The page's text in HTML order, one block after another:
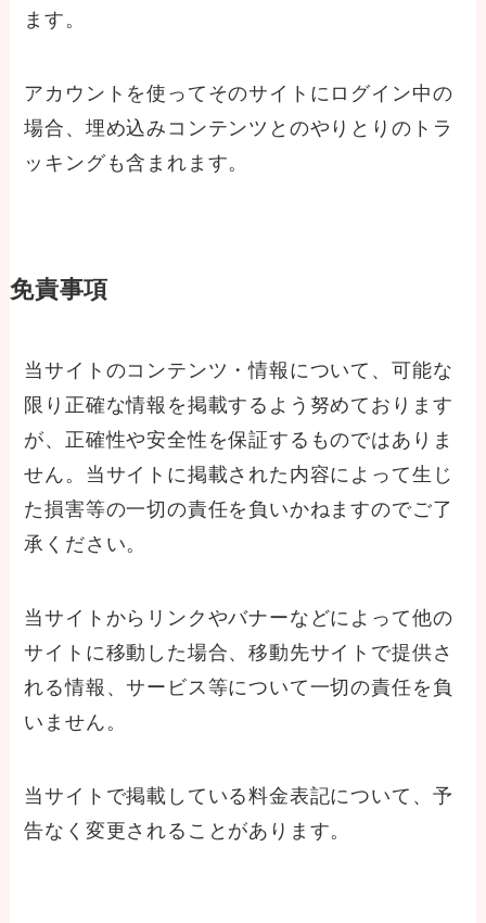
ます。
アカウントを使ってそのサイトにログイン中の
場合、埋め込みコンテンツとのやりとりのトラ
ッキングも含まれます。
免責事項
当サイトのコンテンツ・情報について、可能な
限り正確な情報を掲載するよう努めております
が、正確性や安全性を保証するものではありま
せん。当サイトに掲載された内容によって生じ
た損害等の一切の責任を負いかねますのでご了
承ください。
当サイトからリンクやバナーなどによって他の
サイトに移動した場合、移動先サイトで提供さ
れる情報、サービス等について一切の責任を負
いません。
当サイトで掲載している料金表記について、予
告なく変更されることがあります。